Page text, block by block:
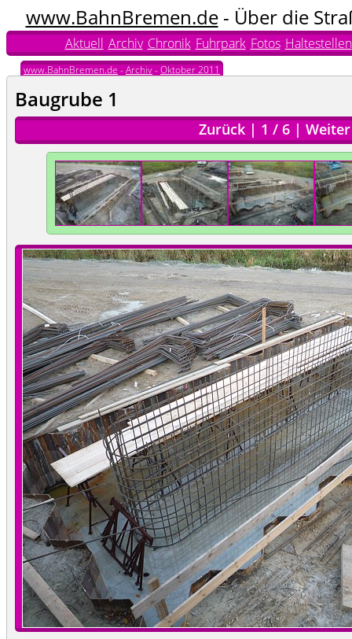
www.BahnBremen.de- Über die
Aktuell Archiv Chronik Fuhrpark Fotos Haltestellen
www.BahnBremen.de -Archiv-Oktober 2011
Baugrube 1
Zurück | 1 / 6 | Weiter